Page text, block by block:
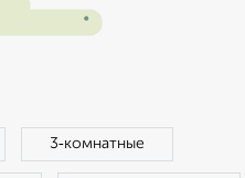
3‑комнатные